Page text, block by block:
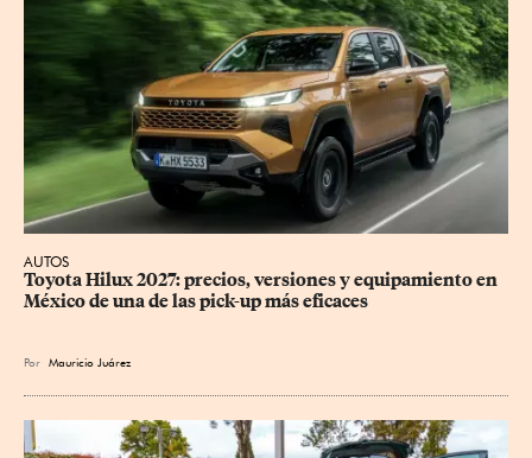
AUTOS
Toyota Hilux 2027: precios, versiones y equipamiento en
México de una de las pick-up más eficaces
Por Mauricio Juárez